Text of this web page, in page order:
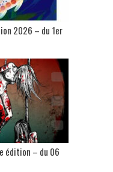
2026 – du 1er
édition – du 06